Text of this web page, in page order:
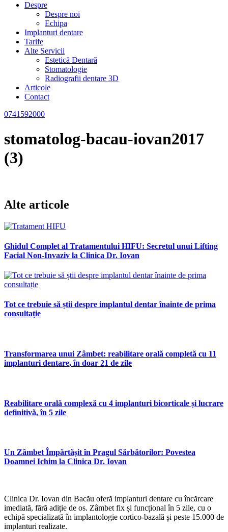
Despre
Despre noi
Echipa
Implanturi dentare
Tarife
Alte Servicii
Estetică Dentară
Stomatologie
Radiografii dentare 3D
Articole
Contact
0741592000
stomatolog-bacau-iovan2017
(3)
Alte articole
Ghidul Complet al Tratamentului HIFU: Secretul unui Lifting
Facial Non-Invaziv la Clinica Dr. Iovan
Tot ce trebuie să știi despre implantul dentar înainte de prima
consultație
Transformarea unui Zâmbet: reabilitare orală completă cu 11
implanturi dentare, în doar 21 de zile
Reabilitare orală complexă cu 4 implanturi bicorticale și lucrare
definitivă, în 5 zile
Un Zâmbet Împărtășit în Pragul Sărbătorilor: Povestea
Doamnei Ichim la Clinica Dr. Iovan
Clinica Dr. Iovan din Bacău oferă implanturi dentare cu încărcare
imediată, fără adiție de os. Zâmbet fix și funcțional în 5 zile, cu o
echipă specializată în implantologie cortico-bazală și peste 15.000 de
implanturi realizate.